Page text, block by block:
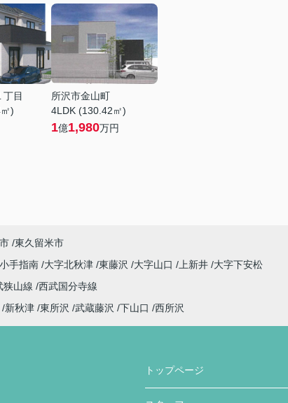
丁目
)
所沢市金山町
4LDK (130.42㎡)
1億1,980万円
東久留米市
小手指南 大字北秋津 東藤沢 大字山口 上新井 大字下安松
狭山線 西武国分寺線
新秋津 東所沢 武蔵藤沢 下山口 西所沢
トップページ